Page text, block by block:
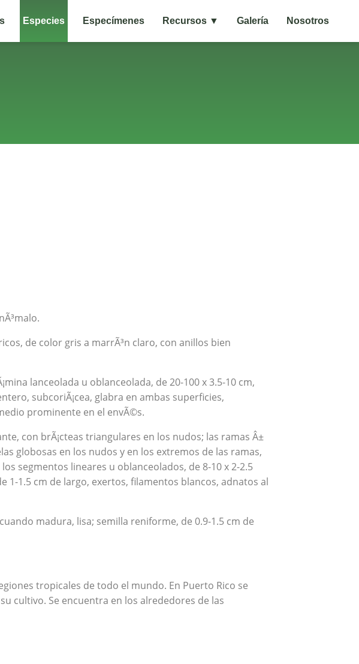
Especies Especímenes Recursos ▼ Galería Nosotros
de color gris a marrÃ³n claro, con anillos bien
lanceolada u oblanceolada, de 20-100 x 3.5-10 cm,
subcoriÃ¡cea, glabra en ambas superficies,
prominente en el envÃ©s.
con brÃ¡cteas triangulares en los nudos; las ramas Â±
globosas en los nudos y en los extremos de las ramas,
segmentos lineares u oblanceolados, de 8-10 x 2-2.5
1-1.5 cm de largo, exertos, filamentos blancos, adnatos al
madura, lisa; semilla reniforme, de 0.9-1.5 cm de
tropicales de todo el mundo. En Puerto Rico se
cultivo. Se encuentra en los alrededores de las